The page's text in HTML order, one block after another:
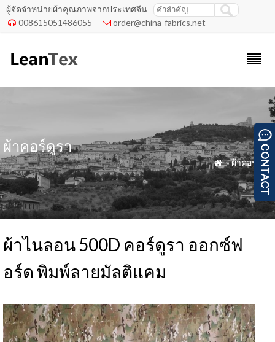
ผู้จัดจำหน่ายผ้าคุณภาพจากประเทศจีน
 008615051486055  order@china-fabrics.net
ผ้าคอร์ดูรา
 »ผ้าคอร์ดูรา
ผ้าไนลอน 500D คอร์ดูรา ออกซ์ฟ
อร์ด พิมพ์ลายมัลติแคม